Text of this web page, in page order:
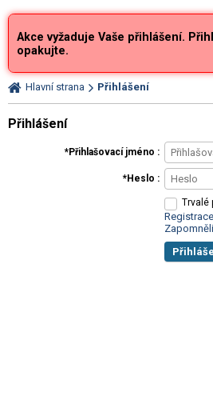
Akce vyžaduje Vaše přihlášení.
opakujte.
Hlavní strana Přihlášení
Přihlášení
Přihlašovací jméno
Heslo
Trvalé
Registrace